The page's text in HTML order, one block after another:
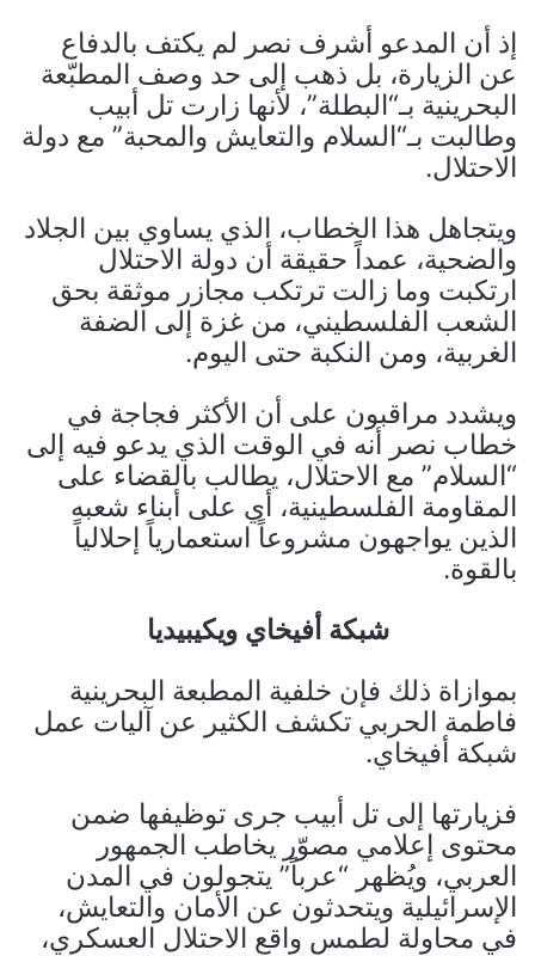
إذ أن المدعو أشرف نصر لم يكتف بالدفاع
عن الزيارة، بل ذهب إلى حد وصف المطبّعة
البحرينية بـ“البطلة”، لأنها زارت تل أبيب
وطالبت بـ“السلام والتعايش والمحبة” مع دولة
الاحتلال.
ويتجاهل هذا الخطاب، الذي يساوي بين الجلاد
والضحية، عمداً حقيقة أن دولة الاحتلال
ارتكبت وما زالت ترتكب مجازر موثقة بحق
الشعب الفلسطيني، من غزة إلى الضفة
الغربية، ومن النكبة حتى اليوم.
ويشدد مراقبون على أن الأكثر فجاجة في
خطاب نصر أنه في الوقت الذي يدعو فيه إلى
“السلام” مع الاحتلال، يطالب بالقضاء على
المقاومة الفلسطينية، أي على أبناء شعبه
الذين يواجهون مشروعاً استعمارياً إحلالياً
بالقوة.
شبكة أفيخاي ويكيبيديا
بموازاة ذلك فإن خلفية المطبعة البحرينية
فاطمة الحربي تكشف الكثير عن آليات عمل
شبكة أفيخاي.
فزيارتها إلى تل أبيب جرى توظيفها ضمن
محتوى إعلامي مصوّر يخاطب الجمهور
العربي، ويُظهر “عرباً” يتجولون في المدن
الإسرائيلية ويتحدثون عن الأمان والتعايش،
في محاولة لطمس واقع الاحتلال العسكري،